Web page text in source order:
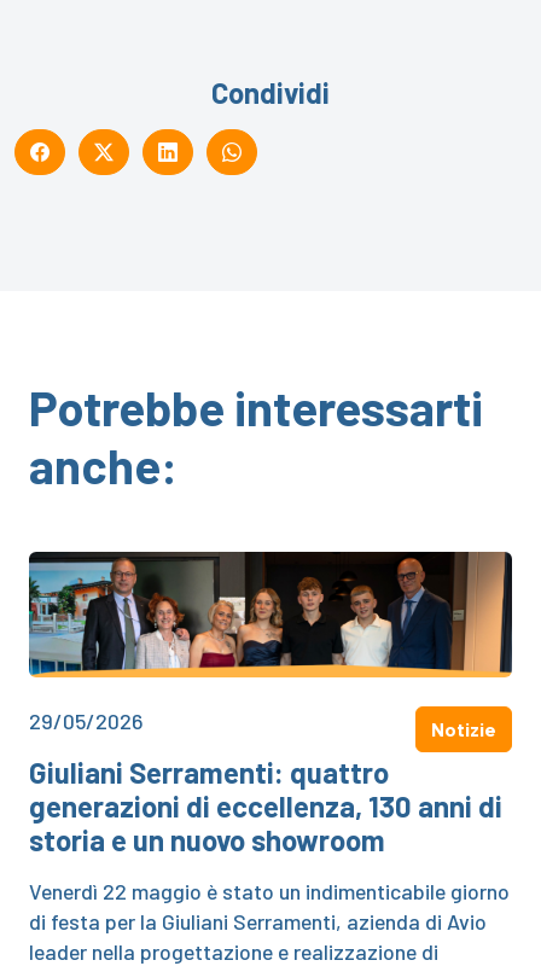
Condividi
Potrebbe interessarti
anche:
29/05/2026 Notizie
Giuliani Serramenti: quattro
generazioni di eccellenza, 130 anni di
storia e un nuovo showroom
Venerdì 22 maggio è stato un indimenticabile giorno
di festa per la Giuliani Serramenti, azienda di Avio
leader nella progettazione e realizzazione di